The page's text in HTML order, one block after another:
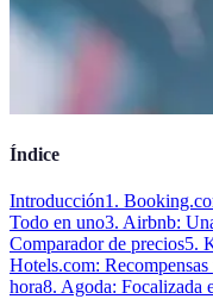
Índice
Introducción1.
Todo en uno3. Airbnb:
Comparador de precios5.
Hotels.com:
hora8. Agoda: Focalizada